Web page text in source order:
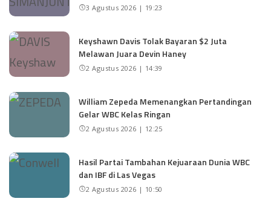
3 Agustus 2026 | 19:23
Keyshawn Davis Tolak Bayaran $2 Juta
Melawan Juara Devin Haney
2 Agustus 2026 | 14:39
William Zepeda Memenangkan Pertandingan
Gelar WBC Kelas Ringan
2 Agustus 2026 | 12:25
Hasil Partai Tambahan Kejuaraan Dunia WBC
dan IBF di Las Vegas
2 Agustus 2026 | 10:50